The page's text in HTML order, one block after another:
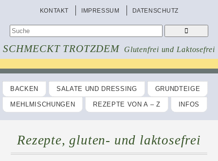
KONTAKT IMPRESSUM DATENSCHUTZ
SCHMECKT TROTZDEM Glutenfrei und Laktosefrei
BACKEN SALATE UND DRESSING GRUNDTEIGE
MEHLMISCHUNGEN REZEPTE VON A – Z INFOS
Rezepte, gluten- und laktosefrei